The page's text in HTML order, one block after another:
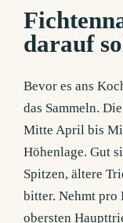
darauf
Bevor es ans
das Sammeln.
Mitte April bis
Höhenlage. Gut
Spitzen, ältere
bitter. Nehmt pro
obersten